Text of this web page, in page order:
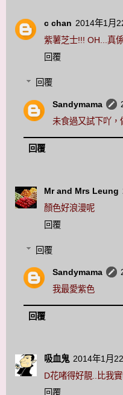
c chan 2014年1月
紫薯芝士!!! OH...真
回覆
回覆
Sandymama
未食過又試下吖，
回覆
Mr and Mrs Leung
顏色好浪漫呢
回覆
回覆
Sandymama
我最愛紫色
回覆
吸血鬼 2014年1月
D花啫得好靚..比我
回覆